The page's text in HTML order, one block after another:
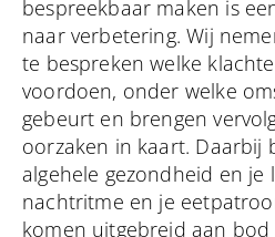
bespreekbaar maken is
naar verbetering. Wij
te bespreken welke
voordoen, onder welke
gebeurt en brengen
oorzaken in kaart. Daarbij
algehele gezondheid en je
nachtritme en je
komen uitgebreid aan bod